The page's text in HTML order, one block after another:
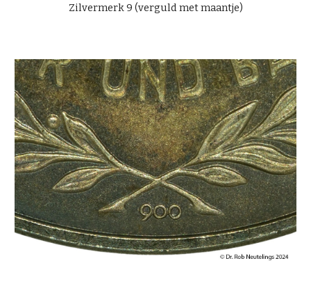
Zilvermerk 9 (verguld met maantje)